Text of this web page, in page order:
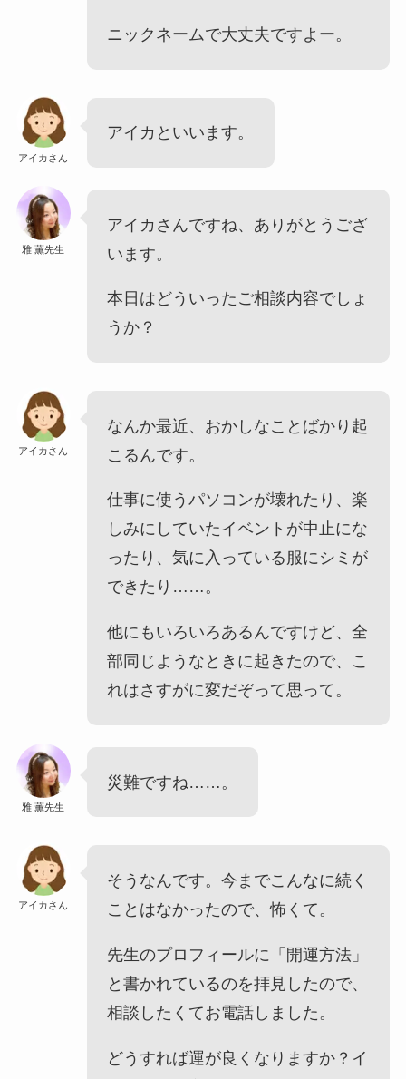
ニックネームで大丈夫ですよー。
アイカさん
アイカといいます。
雅 薫先生
アイカさんですね、ありがとうござ
います。
本日はどういったご相談内容でしょ
うか？
アイカさん
なんか最近、おかしなことばかり起
こるんです。
仕事に使うパソコンが壊れたり、楽
しみにしていたイベントが中止にな
ったり、気に入っている服にシミが
できたり……。
他にもいろいろあるんですけど、全
部同じようなときに起きたので、こ
れはさすがに変だぞって思って。
雅 薫先生
災難ですね……。
アイカさん
そうなんです。今までこんなに続く
ことはなかったので、怖くて。
先生のプロフィールに「開運方法」
と書かれているのを拝見したので、
相談したくてお電話しました。
どうすれば運が良くなりますか？イ